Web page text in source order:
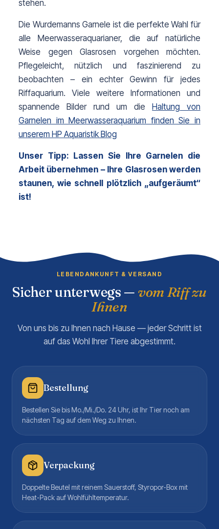
stehen.
Die Wurdemanns Garnele ist die perfekte Wahl für
alle Meerwasseraquarianer, die auf natürliche
Weise gegen Glasrosen vorgehen möchten.
Pflegeleicht, nützlich und faszinierend zu
beobachten – ein echter Gewinn für jedes
Riffaquarium. Viele weitere Informationen und
spannende Bilder rund um die Haltung von
Garnelen im Meerwasseraquarium finden Sie in
unserem HP Aquaristik Blog
Unser Tipp: Lassen Sie Ihre Garnelen die
Arbeit übernehmen – Ihre Glasrosen werden
staunen, wie schnell plötzlich „aufgeräumt“
ist!
LEBENDANKUNFT & VERSAND
Sicher unterwegs — vom Riff zu
Ihnen
Von uns bis zu Ihnen nach Hause — jeder Schritt ist
auf das Wohl Ihrer Tiere abgestimmt.
Bestellung
Bestellen Sie bis Mo./Mi./Do. 24 Uhr, ist Ihr Tier noch am
nächsten Tag auf dem Weg zu Ihnen.
Verpackung
Doppelte Beutel mit reinem Sauerstoff, Styropor-Box mit
Heat-Pack auf Wohlfühltemperatur.